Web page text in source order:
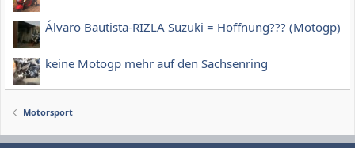
Álvaro Bautista-RIZLA Suzuki = Hoffnung??? (Motogp)
keine Motogp mehr auf den Sachsenring
Motorsport